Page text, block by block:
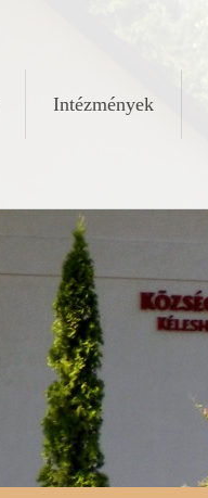
Intézmények